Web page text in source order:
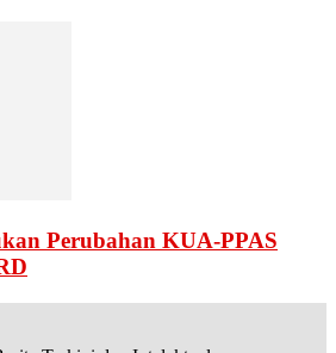
Perubahan KUA-PPAS